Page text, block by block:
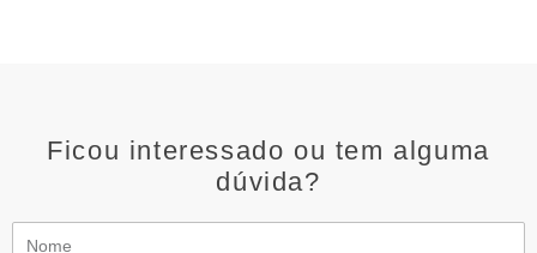
Ficou interessado ou tem alguma
dúvida?
Nome